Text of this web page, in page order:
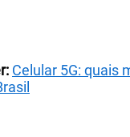
Celular 5G: quais